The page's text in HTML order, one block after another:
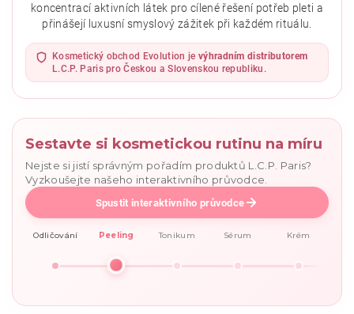
Vložením hodnocení souhlasíte se
zásadami ochrany
osobních údajů.
koncentrací aktivních látek pro cílené řešení potřeb pleti a
přinášejí luxusní smyslový zážitek při každém rituálu.
Kosmetický obchod Evolution je výhradním distributorem
L.C.P. Paris pro Českou a Slovenskou republiku.
Sestavte si kosmetickou rutinu na míru
Nejste si jistí správným pořadím produktů L.C.P. Paris?
Vyzkoušejte našeho interaktivního průvodce.
Spustit interaktivního průvodce
Odličování Peeling Tonikum Sérum Krém